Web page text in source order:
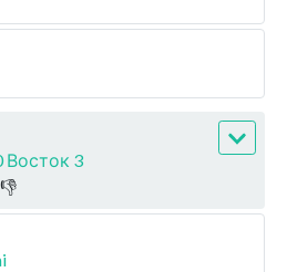
Восток 3
👎